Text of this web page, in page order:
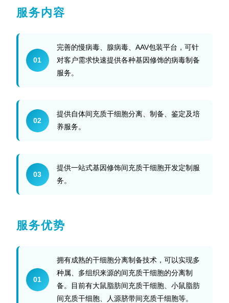
服务内容
01
完善的慢病毒、腺病毒、AAV包装平台，可针
对客户需求快速提供各种基因修饰的病毒制备
服务。
02
提供自体间充质干细胞分离、制备、鉴定及培
养服务。
03
提供一站式基因修饰间充质干细胞开发定制服
务。
服务优势
01
拥有成熟的干细胞分离制备技术，可以实现多
种属、多组织来源的间充质干细胞的分离制
备。目前有大鼠脂肪间充质干细胞、小鼠脂肪
间充质干细胞、人源脐带间充质干细胞等。